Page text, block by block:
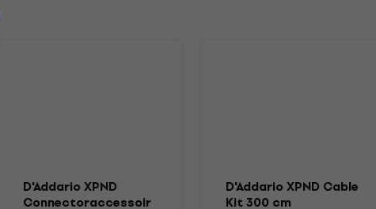
D'Addario XPND
Connectoraccessoir
D'Addario XPND Cable
Kit 300 cm